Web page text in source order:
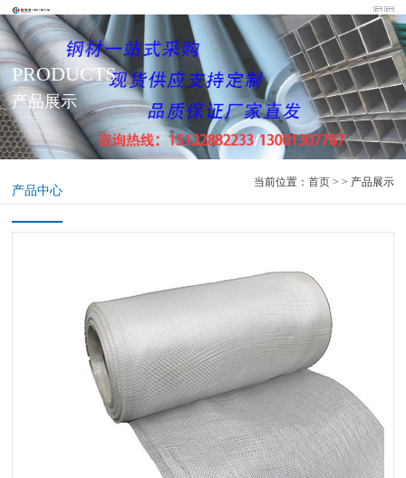
PRODUCTS
产品展示
产品中心
当前位置： 首页> > 产品展示